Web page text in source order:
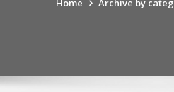
Home Archive by